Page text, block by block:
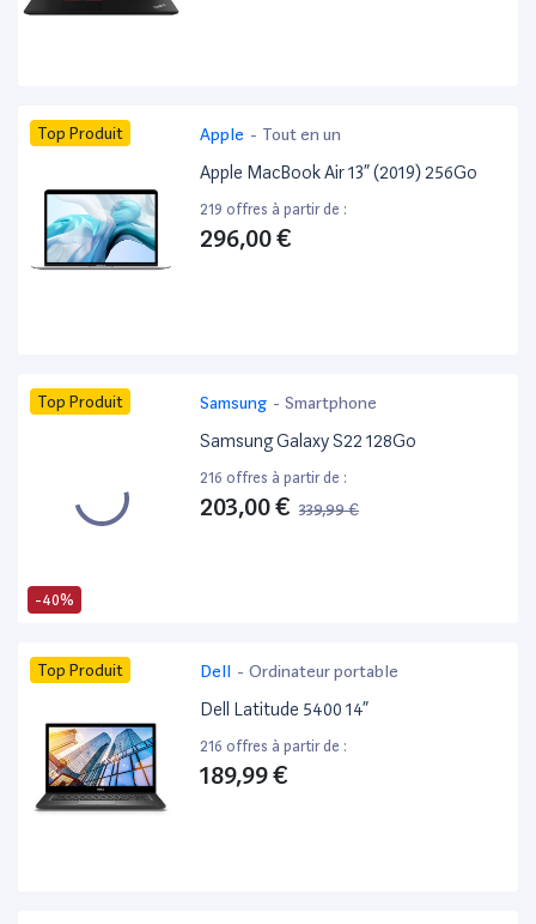
Top Produit Apple - Tout en un
Apple MacBook Air 13” (2019) 256Go
219 offres à partir de :
296,00 €
-40%
Top Produit Samsung - Smartphone
Samsung Galaxy S22 128Go
216 offres à partir de :
203,00 € 339,99 €
Top Produit Dell - Ordinateur portable
Dell Latitude 5400 14”
216 offres à partir de :
189,99 €